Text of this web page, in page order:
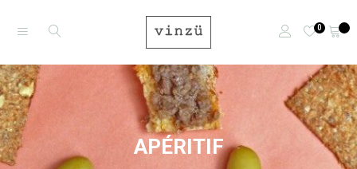
0
APÉRITIF